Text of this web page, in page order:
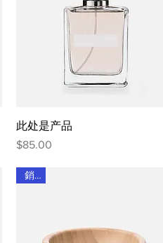
此处是产品
價格
$85.00
銷售